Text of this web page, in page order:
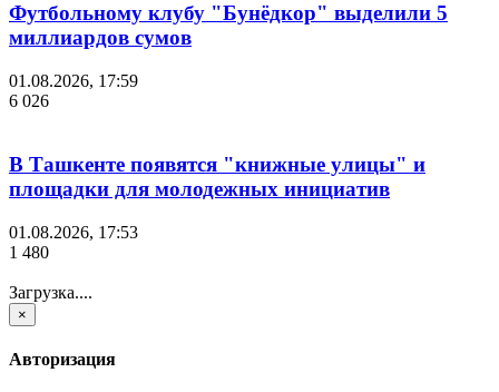
Футбольному клубу "Бунёдкор" выделили 5
миллиардов сумов
01.08.2026, 17:59
6 026
В Ташкенте появятся "книжные улицы" и
площадки для молодежных инициатив
01.08.2026, 17:53
1 480
Загрузка....
×
Авторизация